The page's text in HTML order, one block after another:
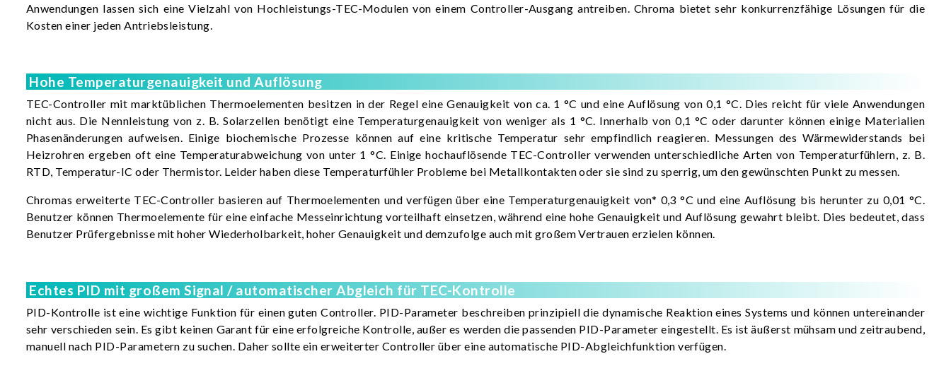
Anwendungen lassen sich eine Vielzahl von Hochleistungs-TEC-Modulen von einem Controller-Ausgang antreiben. Chroma bietet sehr konkurrenzfähige Lösungen für die
Kosten einer jeden Antriebsleistung.
Hohe Temperaturgenauigkeit und Auflösung
TEC-Controller mit marktüblichen Thermoelementen besitzen in der Regel eine Genauigkeit von ca. 1 °C und eine Auflösung von 0,1 °C. Dies reicht für viele Anwendungen
nicht aus. Die Nennleistung von z. B. Solarzellen benötigt eine Temperaturgenauigkeit von weniger als 1 °C. Innerhalb von 0,1 °C oder darunter können einige Materialien
Phasenänderungen aufweisen. Einige biochemische Prozesse können auf eine kritische Temperatur sehr empfindlich reagieren. Messungen des Wärmewiderstands bei
Heizrohren ergeben oft eine Temperaturabweichung von unter 1 °C. Einige hochauflösende TEC-Controller verwenden unterschiedliche Arten von Temperaturfühlern, z. B.
RTD, Temperatur-IC oder Thermistor. Leider haben diese Temperaturfühler Probleme bei Metallkontakten oder sie sind zu sperrig, um den gewünschten Punkt zu messen.
Chromas erweiterte TEC-Controller basieren auf Thermoelementen und verfügen über eine Temperaturgenauigkeit von* 0,3 °C und eine Auflösung bis herunter zu 0,01 °C.
Benutzer können Thermoelemente für eine einfache Messeinrichtung vorteilhaft einsetzen, während eine hohe Genauigkeit und Auflösung gewahrt bleibt. Dies bedeutet, dass
Benutzer Prüfergebnisse mit hoher Wiederholbarkeit, hoher Genauigkeit und demzufolge auch mit großem Vertrauen erzielen können.
Echtes PID mit großem Signal / automatischer Abgleich für TEC-Kontrolle
PID-Kontrolle ist eine wichtige Funktion für einen guten Controller. PID-Parameter beschreiben prinzipiell die dynamische Reaktion eines Systems und können untereinander
sehr verschieden sein. Es gibt keinen Garant für eine erfolgreiche Kontrolle, außer es werden die passenden PID-Parameter eingestellt. Es ist äußerst mühsam und zeitraubend,
manuell nach PID-Parametern zu suchen. Daher sollte ein erweiterter Controller über eine automatische PID-Abgleichfunktion verfügen.